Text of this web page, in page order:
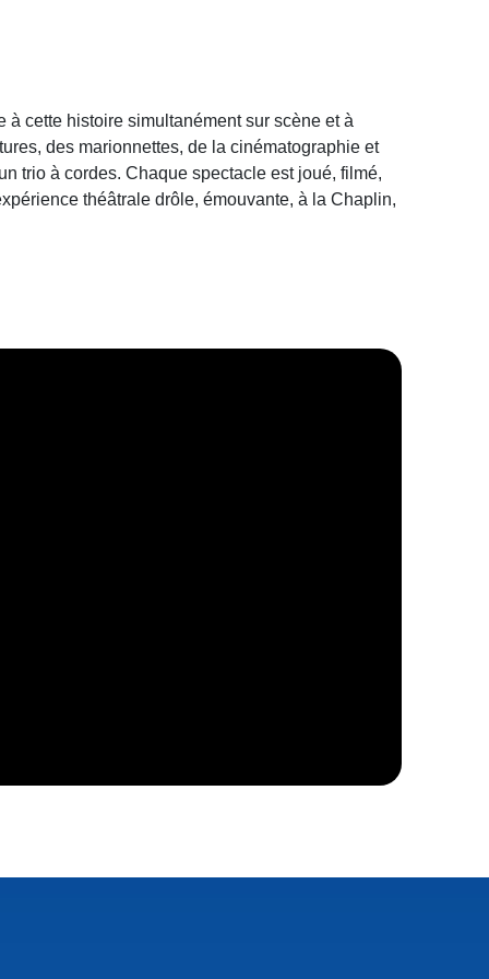
cette histoire simultanément sur scène et à
des marionnettes, de la cinématographie et
trio à cordes. Chaque spectacle est joué, filmé,
théâtrale drôle, émouvante, à la Chaplin,